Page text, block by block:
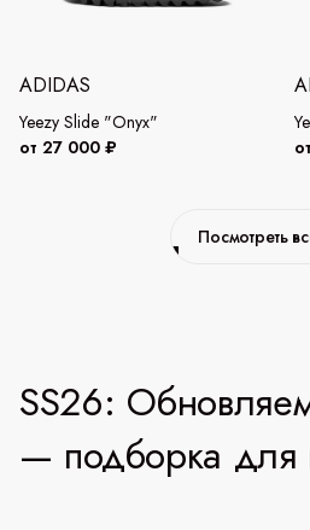
ADIDAS
Yeezy Slide "Onyx"
от 27 000 ₽
Посмотреть
SS26:
— подборка для